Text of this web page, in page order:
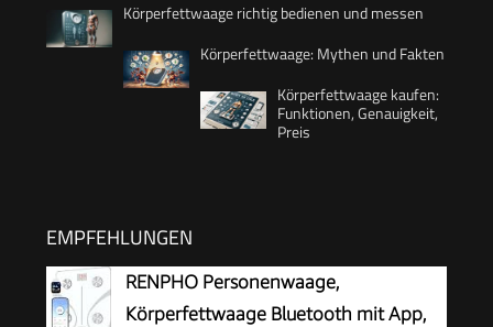
Körperfettwaage richtig bedienen und messen
Körperfettwaage: Mythen und Fakten
Körperfettwaage kaufen:
Funktionen, Genauigkeit,
Preis
EMPFEHLUNGEN
RENPHO Personenwaage,
Körperfettwaage Bluetooth mit App,